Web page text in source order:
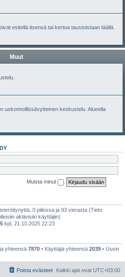
esitellä itsensä tai kertoa taustoistaan täällä.
Muut
uskonnollissävytteinen keskustelu. Alueella
Muista minut
0 piilossa ja 93 vierasta (Tieto
aktiivisiin käyttäjiin)
kpl, 21.10.2025 22:23
yhteensä 7870 • Käyttäjiä yhteensä 2039 • Uusin
Kaikki ajat ovat UTC+03:00
Poista evästeet